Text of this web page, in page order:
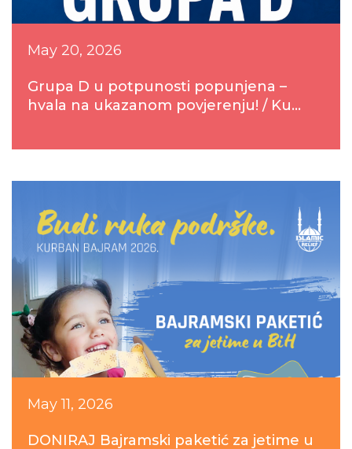
May 20, 2026
Grupa D u potpunosti popunjena –
hvala na ukazanom povjerenju! / Ku...
May 11, 2026
DONIRAJ Bajramski paketić za jetime u